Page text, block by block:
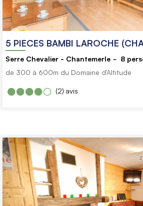
5 PIECES BAMBI LAROCHE
Serre Chevalier - Chantemerle 8
de 300 à 600m du Domaine d'Altitude
avis
(2)